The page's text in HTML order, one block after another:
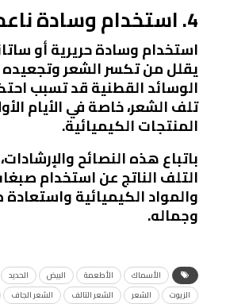
4. استخدام وسادة ناعمة
استخدام وسادة حريرية أو
يقلل من تكسر الشعر وتجعيده
الوسائد القطنية قد تسبب
تلف الشعر، خاصة في الأيام
المنتجات الكيميائية.
باتباع هذه النصائح
التلف الناتج عن استخدام
والمواد الكيميائية
وجماله.
الأسماك الأطعمة البيض الحديد
الزيوت
الشعر الشعر التالف الشعر الجاف